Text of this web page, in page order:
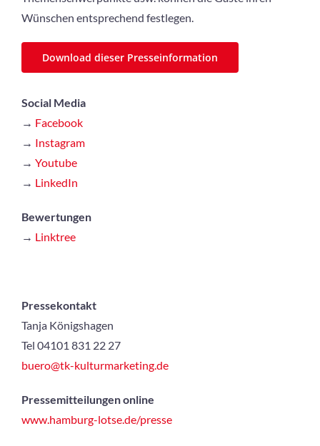
Wünschen entsprechend festlegen.
Download dieser Presseinformation
Social Media
→ Facebook
→ Instagram
→ Youtube
→ LinkedIn
Bewertungen
→ Linktree
Pressekontakt
Tanja Königshagen
Tel 04101 831 22 27
buero@tk-kulturmarketing.de
Pressemitteilungen online
www.hamburg-lotse.de/presse